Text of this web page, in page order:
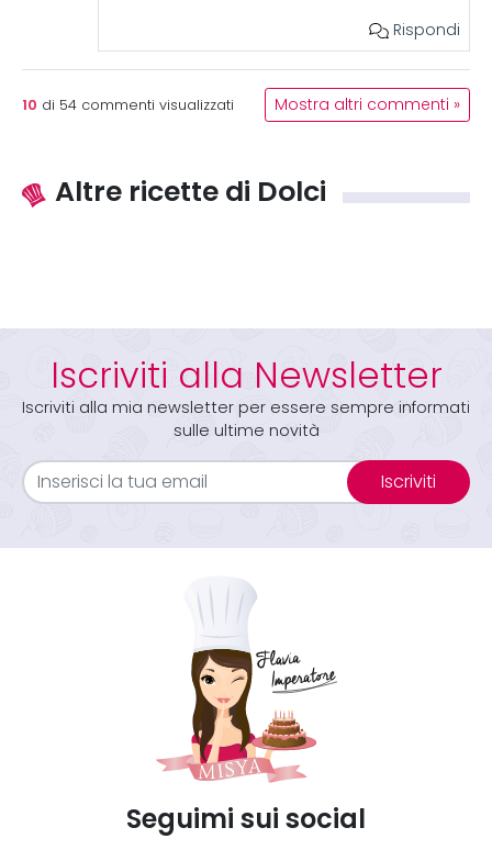
Rispondi
10 di 54 commenti visualizzati Mostra altri commenti »
Altre ricette di Dolci
Iscriviti alla Newsletter
Iscriviti alla mia newsletter per essere sempre informati
sulle ultime novità
Iscriviti
Seguimi sui social